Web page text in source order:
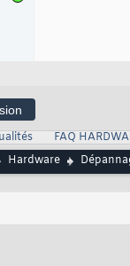
FAQ
Hardware